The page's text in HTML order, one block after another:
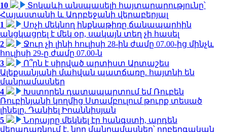
10
Տոկաևի անսպասելի հայտարարությունը՝
Հայաստանի և Ադրբեջանի վերաբերյալ
1
Սոչի մեկնող ինքնաթիռը ճանապարհին
անցկացրել է մեկ օր, սակայն տեղ չի հասել
2
Ջուր չի լինի հուլիսի 28-ին ժամը 07.00-ից մինչև
հուլիսի 29-ը ժամը 07.00-ն
3
Ո՞րն է սիրված արտիստ Արտաշես
Ալեքսանյանի մահվան պատճառը. հայտնի են
մանրամասներ
4
Խստորեն դատապարտում եմ Ռուբեն
Ռուբինյանի կողմից Ստամբուլում թուրք տեսած
լինելը. Դանիել Իոաննիսյան
5
Նորայրը մեկնել էր հանգստի, արդեն
վերադառնում է. նոր մանրամասներ՝ ողբերգական